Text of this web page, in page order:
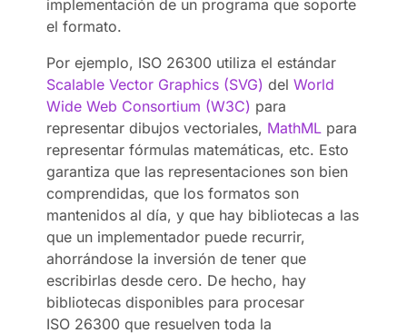
implementación de un programa que soporte
el formato.
Por ejemplo, ISO 26300 utiliza el estándar
Scalable Vector Graphics (SVG) delWorld
Wide Web Consortium (W3C) para
representar dibujos vectoriales, MathML para
representar fórmulas matemáticas, etc. Esto
garantiza que las representaciones son bien
comprendidas, que los formatos son
mantenidos al día, y que hay bibliotecas a las
que un implementador puede recurrir,
ahorrándose la inversión de tener que
escribirlas desde cero. De hecho, hay
bibliotecas disponibles para procesar
ISO 26300 que resuelven toda la